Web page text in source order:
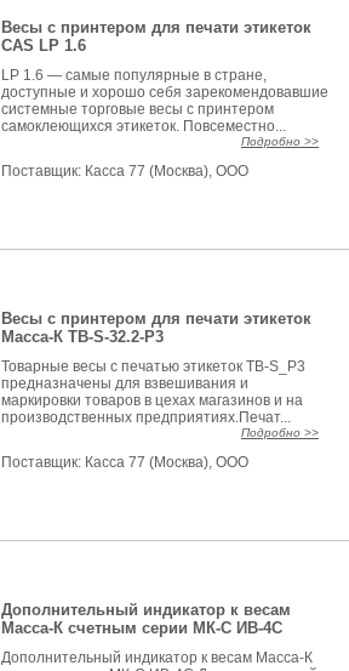
Весы с принтером для печати этикеток
CAS LP 1.6
LP 1.6 — самые популярные в стране,
доступные и хорошо себя зарекомендовавшие
системные торговые весы с принтером
самоклеющихся этикеток. Повсеместно...
Подробно >>
Поставщик: Касса 77 (Москва), ООО
Весы с принтером для печати этикеток
Масса-К ТВ-S-32.2-P3
Товарные весы с печатью этикеток ТВ-S_Р3
предназначены для взвешивания и
маркировки товаров в цехах магазинов и на
производственных предприятиях.Печат...
Подробно >>
Поставщик: Касса 77 (Москва), ООО
Дополнительный индикатор к весам
Масса-К счетным серии МК-С ИВ-4С
Дополнительный индикатор к весам Масса-К